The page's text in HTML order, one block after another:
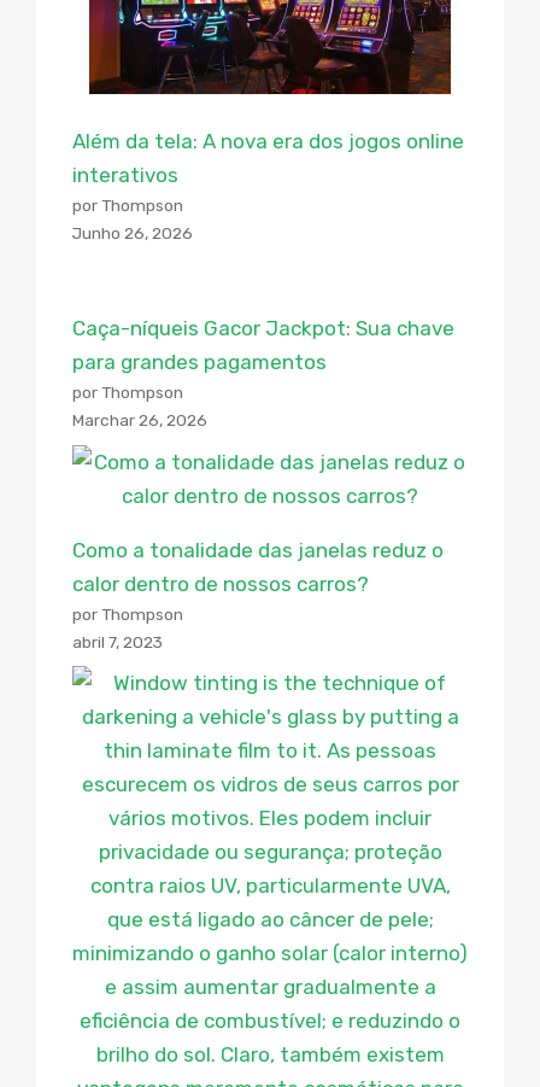
Além da tela: A nova era dos jogos online
interativos
por Thompson
Junho 26, 2026
Caça-níqueis Gacor Jackpot: Sua chave
para grandes pagamentos
por Thompson
Marchar 26, 2026
Como a tonalidade das janelas reduz o
calor dentro de nossos carros?
por Thompson
abril 7, 2023